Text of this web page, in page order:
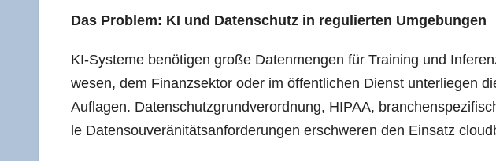
Das Pro­blem: KI und Daten­schutz in regu­lier­ten Umgebungen
KI-Sys­te­me benö­ti­gen gro­ße Daten­men­gen für Trai­ning und
we­sen, dem Finanz­sek­tor oder im öffent­li­chen Dienst unter­lie­gen
Auf­la­gen. Daten­schutz­grund­ver­ord­nung, HIPAA,
le Daten­sou­ve­rä­ni­täts­an­for­de­run­gen erschwe­ren den Ein­satz